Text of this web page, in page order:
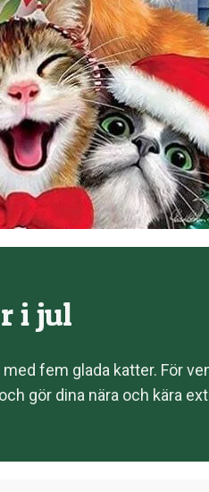
i jul
fem glada katter. För
gör dina nära och kära